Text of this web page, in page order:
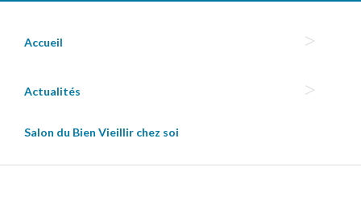
Accueil
Actualités
Salon du Bien Vieillir chez soi